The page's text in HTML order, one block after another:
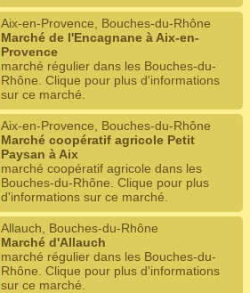
Aix-en-Provence, Bouches-du-Rhône
Marché de l'Encagnane à Aix-en-
Provence
marché régulier dans les Bouches-du-
Rhône. Clique pour plus d'informations
sur ce marché.
Aix-en-Provence, Bouches-du-Rhône
Marché coopératif agricole Petit
Paysan à Aix
marché coopératif agricole dans les
Bouches-du-Rhône. Clique pour plus
d'informations sur ce marché.
Allauch, Bouches-du-Rhône
Marché d'Allauch
marché régulier dans les Bouches-du-
Rhône. Clique pour plus d'informations
sur ce marché.